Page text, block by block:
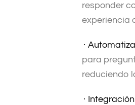
responder
experiencia
·
para
reduciendo
·